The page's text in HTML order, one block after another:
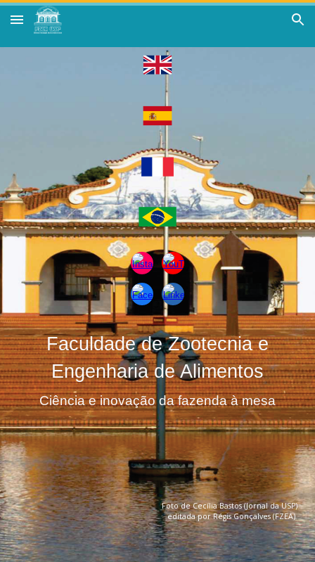
Skip to main content Skip to navigation
Faculdade de Zootecnia e
Engenharia de Alimentos
Ciência e inovação da fazenda à mesa
Foto de Cecília Bastos (Jornal da USP)
editada por Régis Gonçalves (FZEA)